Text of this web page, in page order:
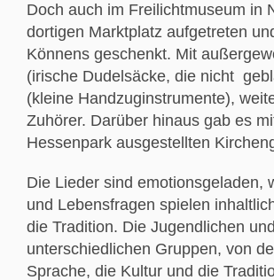
Doch auch im Freilichtmuseum in
dortigen Marktplatz aufgetreten
Könnens geschenkt. Mit
(irische Dudelsäcke, die nicht
(kleine Handzuginstrumente),
Zuhörer. Darüber hinaus gab es
Hessenpark ausgestellten
Die Lieder sind emotionsgeladen,
und Lebensfragen spielen
die Tradition. Die Jugendlichen
unterschiedlichen Gruppen, von
Sprache, die Kultur und die